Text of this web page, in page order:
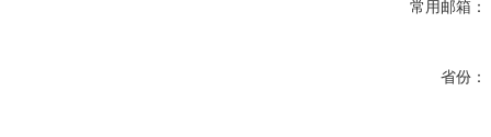
常用邮箱：
省份：